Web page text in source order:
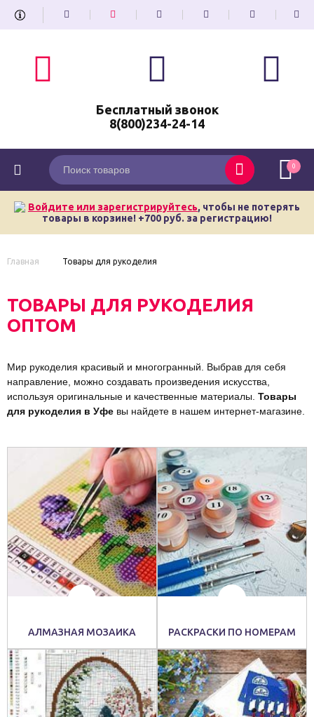
Бесплатный звонок
8(800)234-24-14
0
Войдите или зарегистрируйтесь, чтобы не потерять
товары в корзине! +700 руб. за регистрацию!
Главная Товары для рукоделия
ТОВАРЫ ДЛЯ РУКОДЕЛИЯ
ОПТОМ
Мир рукоделия красивый и многогранный. Выбрав для себя
направление, можно создавать произведения искусства,
используя оригинальные и качественные материалы. Товары
для рукоделия в Уфе вы найдете в нашем интернет-магазине.
АЛМАЗНАЯ МОЗАИКА РАСКРАСКИ ПО НОМЕРАМ